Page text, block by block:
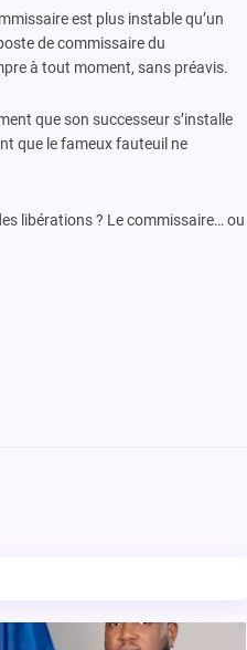
est plus instable qu’un
de commissaire du
à tout moment, sans préavis.
que son successeur s’installe
que le fameux fauteuil ne
libérations ? Le commissaire… ou